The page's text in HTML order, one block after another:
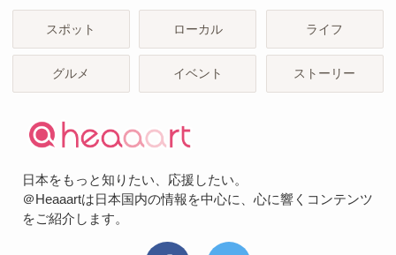
スポット ローカル ライフ
グルメ イベント ストーリー
日本をもっと知りたい、応援したい。
＠Heaaartは日本国内の情報を中心に、心に響くコンテンツ
をご紹介します。